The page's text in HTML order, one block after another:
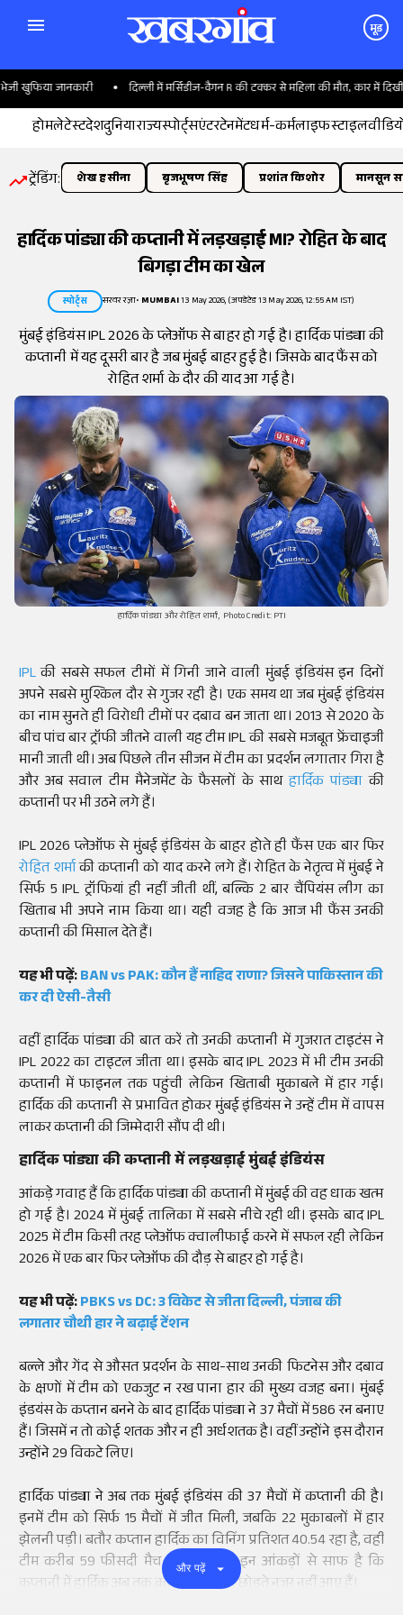
मूड
जानकारी दिल्ली में मर्सिडीज-वैगन R की टक्कर से महिला की मौत, कार में दिखी
होमलेटेस्टदेशदुनियाराज्यस्पोर्ट्सएंटरटेनमेंटधर्म-कर्मलाइफस्टाइल
ट्रेंडिंग: शेख हसीना बृजभूषण सिंह प्रशांत किशोर मानसून
हार्दिक पांड्या की कप्तानी में लड़खड़ाई MI? रोहित के बाद
बिगड़ा टीम का खेल
स्पोर्ट्स सरवर रज़ा• MUMBAI13 May 2026, (अपडेटेड 13 May 2026, 12:55 AM IST)
मुंबई इंडियंस IPL 2026 के प्लेऑफ से बाहर हो गई है। हार्दिक पांड्या की
कप्तानी में यह दूसरी बार है जब मुंबई बाहर हुई है। जिसके बाद फैंस को
रोहित शर्मा के दौर की याद आ गई है।
हार्दिक पांड्या और रोहित शर्मा, Photo Credit: PTI
IPLकी सबसे सफल टीमों में गिनी जाने वाली मुंबई इंडियंस इन दिनों
अपने सबसे मुश्किल दौर से गुजर रही है। एक समय था जब मुंबई इंडियंस
का नाम सुनते ही विरोधी टीमों पर दबाव बन जाता था। 2013 से 2020 के
बीच पांच बार ट्रॉफी जीतने वाली यह टीम IPL की सबसे मजबूत फ्रेंचाइजी
मानी जाती थी। अब पिछले तीन सीजन में टीम का प्रदर्शन लगातार गिरा है
और अब सवाल टीम मैनेजमेंट के फैसलों के साथहार्दिक पांड्याकी
कप्तानी पर भी उठने लगे हैं।
IPL 2026 प्लेऑफ से मुंबई इंडियंस के बाहर होते ही फैंस एक बार फिर
रोहित शर्माकी कप्तानी को याद करने लगे हैं। रोहित के नेतृत्व में मुंबई ने
सिर्फ 5 IPL ट्रॉफियां ही नहीं जीती थीं, बल्कि 2 बार चैंपियंस लीग का
खिताब भी अपने नाम किया था। यही वजह है कि आज भी फैंस उनकी
कप्तानी की मिसाल देते हैं।
यह भी पढ़ें:BAN vs PAK: कौन हैं नाहिद राणा? जिसने पाकिस्तान की
कर दी ऐसी-तैसी
वहीं हार्दिक पांड्या की बात करें तो उनकी कप्तानी में गुजरात टाइटंस ने
IPL 2022 का टाइटल जीता था। इसके बाद IPL 2023 में भी टीम उनकी
कप्तानी में फाइनल तक पहुंची लेकिन खिताबी मुकाबले में हार गई।
हार्दिक की कप्तानी से प्रभावित होकर मुंबई इंडियंस ने उन्हें टीम में वापस
लाकर कप्तानी की जिम्मेदारी सौंप दी थी।
हार्दिक पांड्या की कप्तानी में लड़खड़ाई मुंबई इंडियंस
आंकड़े गवाह हैं कि हार्दिक पांड्या की कप्तानी में मुंबई की वह धाक खत्म
हो गई है। 2024 में मुंबई तालिका में सबसे नीचे रही थी। इसके बाद IPL
2025 में टीम किसी तरह प्लेऑफ क्वालीफाई करने में सफल रही लेकिन
2026 में एक बार फिर प्लेऑफ की दौड़ से बाहर हो गई है।
यह भी पढ़ें:PBKS vs DC: 3 विकेट से जीता दिल्ली, पंजाब की
लगातार चौथी हार ने बढ़ाई टेंशन
बल्ले और गेंद से औसत प्रदर्शन के साथ-साथ उनकी फिटनेस और दबाव
के क्षणों में टीम को एकजुट न रख पाना हार की मुख्य वजह बना। मुंबई
इंडयंस के कप्तान बनने के बाद हार्दिक पांड्या ने 37 मैचों में 586 रन बनाए
हैं। जिसमें न तो कोई शतक और न ही अर्धशतक है। वहीं उन्होंने इस दौरान
उन्होंने 29 विकटे लिए।
हार्दिक पांड्या ने अब तक मुंबई इंडियंस की 37 मैचों में कप्तानी की है।
इनमें टीम को सिर्फ 15 मैचों में जीत मिली, जबकि 22 मुकाबलों में हार
झेलनी पड़ी। बतौर कप्तान हार्दिक का विनिंग प्रतिशत 40.54 रहा है, वहीं
टीम करीब 59 फीसदी मैच हार चुकी है। इन आंकड़ों से साफ है कि
कप्तानी में हार्दिक अब तक कोई खास असर छोड़ते नजर नहीं आए हैं।
और पढ़ें